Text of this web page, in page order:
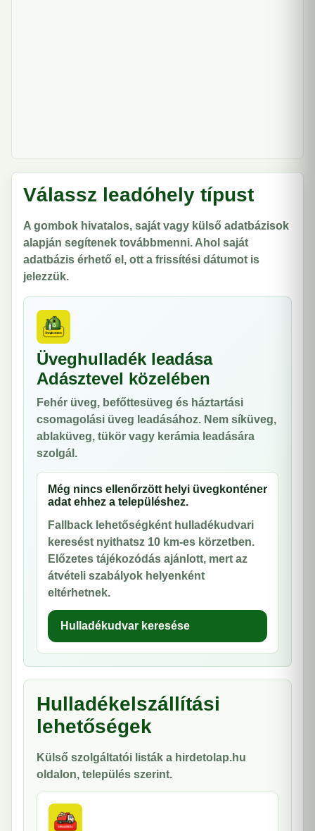
Válassz leadóhely típust
A gombok hivatalos, saját vagy külső adatbázisok
alapján segítenek továbbmenni. Ahol saját
adatbázis érhető el, ott a frissítési dátumot is
jelezzük.
Üveghulladék leadása
Adásztevel közelében
Fehér üveg, befőttesüveg és háztartási
csomagolási üveg leadásához. Nem síküveg,
ablaküveg, tükör vagy kerámia leadására
szolgál.
Még nincs ellenőrzött helyi üvegkonténer
adat ehhez a településhez.
Fallback lehetőségként hulladékudvari
keresést nyithatsz 10 km-es körzetben.
Előzetes tájékozódás ajánlott, mert az
átvételi szabályok helyenként
eltérhetnek.
Hulladékudvar keresése
Hulladékelszállítási
lehetőségek
Külső szolgáltatói listák a hirdetolap.hu
oldalon, település szerint.